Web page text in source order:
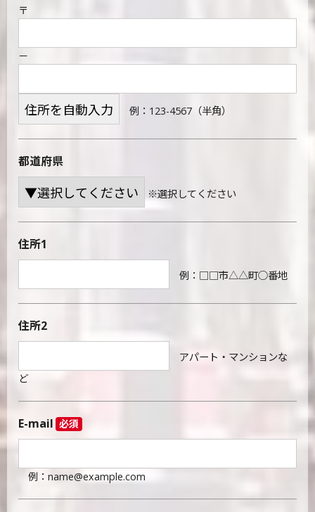
〒
－
例：123-4567（半角）
都道府県
※選択してください
住所1
例：□□市△△町○番地
住所2
アパート・マンションな
ど
E-mail 必須
例：name@example.com